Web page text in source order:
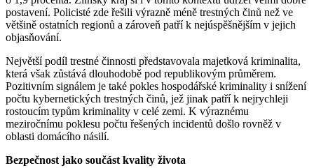
postavení. Policisté zde řešili výrazně méně trestných činů než ve
většině ostatních regionů a zároveň patří k nejúspěšnějším v jejich
objasňování.
Největší podíl trestné činnosti představovala majetková kriminalita,
která však zůstává dlouhodobě pod republikovým průměrem.
Pozitivním signálem je také pokles hospodářské kriminality i snížení
počtu kybernetických trestných činů, jež jinak patří k nejrychleji
rostoucím typům kriminality v celé zemi. K výraznému
meziročnímu poklesu počtu řešených incidentů došlo rovněž v
oblasti domácího násilí.
Bezpečnost jako součást kvality života